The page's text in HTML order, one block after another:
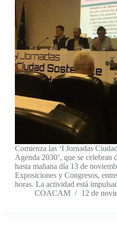
Comienza las ‘I Jornadas
Agenda 2030’, que se celebran
hasta mañana día 13 de
Exposiciones y Congresos,
horas. La actividad está
COACAM
12 de